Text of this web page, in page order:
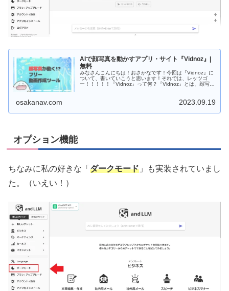
AIで顔写真を動かすアプリ・サイト『Vidnoz』|
無料
みなさんこんにちは！おさかなです！今回は『Vidnoz』に
ついて、書いていこうと思います！それでは、レッツゴ
ー！！！！！『Vidnoz』って何？『Vidnoz』とは、顔写真
osakanav.com 2023.09.19
オプション機能
ちなみに私の好きな「 ダークモード 」も実装されていまし
た。（いえい！）